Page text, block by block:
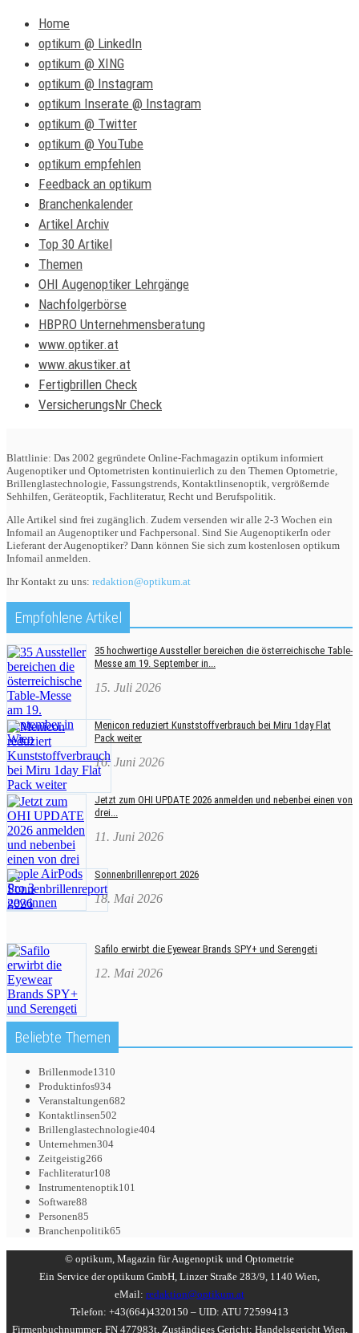
Home
optikum @ LinkedIn
optikum @ XING
optikum @ Instagram
optikum Inserate @ Instagram
optikum @ Twitter
optikum @ YouTube
optikum empfehlen
Feedback an optikum
Branchenkalender
Artikel Archiv
Top 30 Artikel
Themen
OHI Augenoptiker Lehrgänge
Nachfolgerbörse
HBPRO Unternehmensberatung
www.optiker.at
www.akustiker.at
Fertigbrillen Check
VersicherungsNr Check
Blattlinie: Das 2002 gegründete Online-Fachmagazin optikum informiert
Augenoptiker und Optometristen kontinuierlich zu den Themen Optometrie,
Brillenglastechnologie, Fassungstrends, Kontaktlinsenoptik, vergrößernde
Sehhilfen, Geräteoptik, Fachliteratur, Recht und Berufspolitik.
Alle Artikel sind frei zugänglich. Zudem versenden wir alle 2-3 Wochen ein
Infomail an Augenoptiker und Fachpersonal. Sind Sie AugenoptikerIn oder
Lieferant der Augenoptiker? Dann können Sie sich zum kostenlosen optikum
Infomail anmelden.
Ihr Kontakt zu uns: redaktion@optikum.at
Empfohlene Artikel
35 hochwertige Aussteller bereichen die österreichische Table-
Messe am 19. September in...
15. Juli 2026
Menicon reduziert Kunststoffverbrauch bei Miru 1day Flat
Pack weiter
16. Juni 2026
Jetzt zum OHI UPDATE 2026 anmelden und nebenbei einen von
drei...
11. Juni 2026
Sonnenbrillenreport 2026
18. Mai 2026
Safilo erwirbt die Eyewear Brands SPY+ und Serengeti
12. Mai 2026
Beliebte Themen
Brillenmode1310
Produktinfos934
Veranstaltungen682
Kontaktlinsen502
Brillenglastechnologie404
Unternehmen304
Zeitgeistig266
Fachliteratur108
Instrumentenoptik101
Software88
Personen85
Branchenpolitik65
© optikum, Magazin für Augenoptik und Optometrie
Ein Service der optikum GmbH, Linzer Straße 283/9, 1140 Wien,
eMail: redaktion@optikum.at
Telefon: +43(664)4320150 – UID: ATU 72599413
Firmenbuchnummer: FN 477983t, Zuständiges Gericht: Handelsgericht Wien,